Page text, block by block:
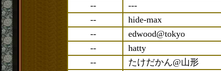
--
---
--
hide-max
--
edwood@tokyo
--
hatty
--
たけだかん@山形